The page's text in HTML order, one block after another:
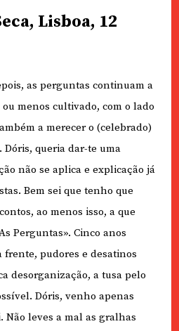
Lisboa, 12
as perguntas continuam a
menos cultivado, com o lado
a merecer o (celebrado)
Dóris, queria dar-te uma
não se aplica e explicação já
Bem sei que tenho que
ao menos isso, a que
Perguntas». Cinco anos
frente, pudores e desatinos
desorganização, a tusa pelo
Dóris, venho apenas
Não leves a mal as gralhas